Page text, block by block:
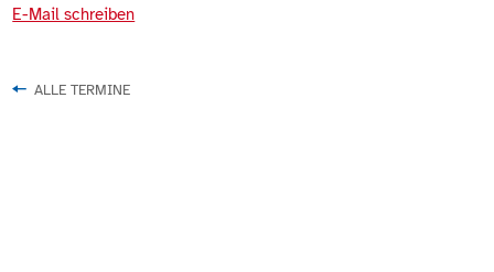
E-Mail schreiben
ALLE TERMINE